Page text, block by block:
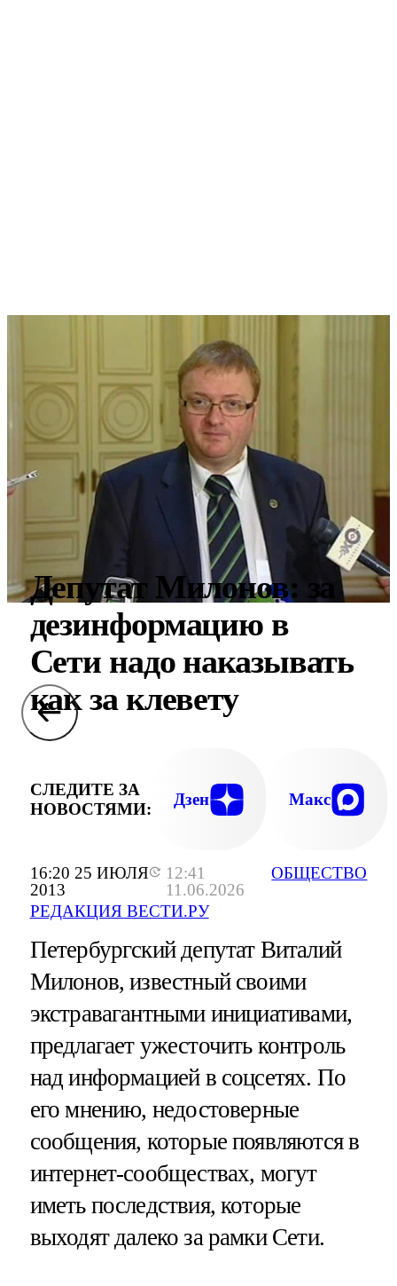
16:20 25 ИЮЛЯ
2013
12:41
11.06.2026
РЕДАКЦИЯ ВЕСТИ.РУ
ОБЩЕСТВО
Депутат Милонов: за
дезинформацию в
Сети надо наказывать
как за клевету
СЛЕДИТЕ ЗА
НОВОСТЯМИ:
Дзен Макс
Петербургский депутат Виталий
Милонов, известный своими
экстравагантными инициативами,
предлагает ужесточить контроль
над информацией в соцсетях. По
его мнению, недостоверные
сообщения, которые появляются в
интернет-сообществах, могут
иметь последствия, которые
выходят далеко за рамки Сети.